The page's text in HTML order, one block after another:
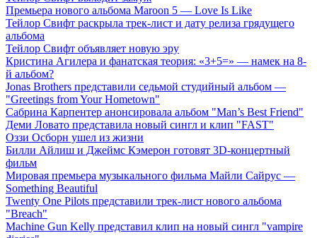
Премьера нового альбома Maroon 5 — Love Is Like
Тейлор Свифт раскрыла трек-лист и дату релиза грядущего
альбома
Тейлор Свифт объявляет новую эру
Кристина Агилера и фанатская теория: «3+5=» — намек на 8-
й альбом?
Jonas Brothers представили седьмой студийный альбом —
"Greetings from Your Hometown"
Сабрина Карпентер анонсировала альбом "Man’s Best Friend"
Деми Ловато представила новый сингл и клип "FAST"
Оззи Осборн ушел из жизни
Билли Айлиш и Джеймс Кэмерон готовят 3D-концертный
фильм
Мировая премьера музыкального фильма Майли Сайрус —
Something Beautiful
Twenty One Pilots представили трек-лист нового альбома
"Breach"
Machine Gun Kelly представил клип на новый сингл "vampire